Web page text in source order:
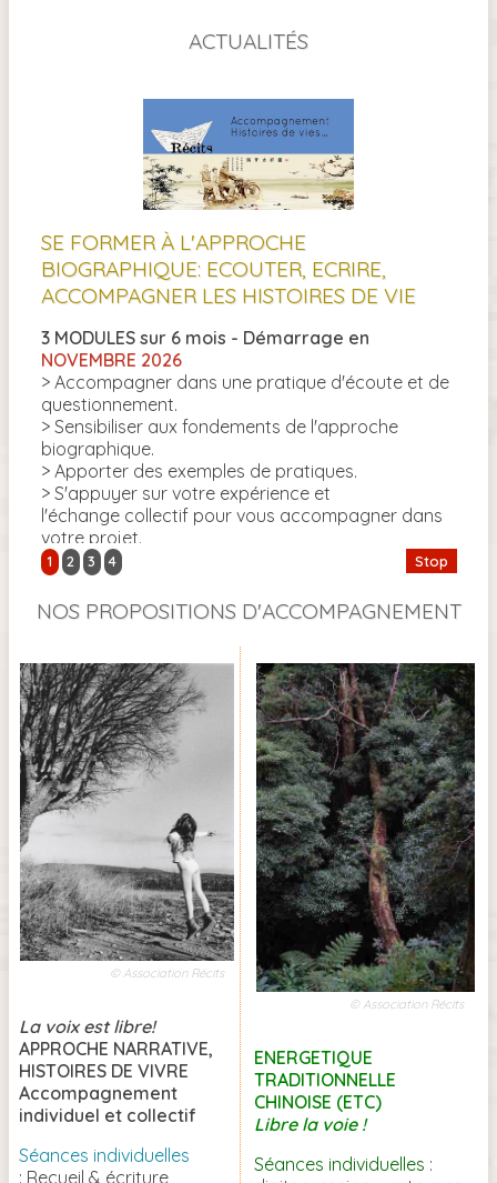
ACTUALITÉS
SE FORMER À L'APPROCHE
BIOGRAPHIQUE: ECOUTER, ECRIRE,
ACCOMPAGNER LES HISTOIRES DE VIE
3 MODULES sur 6 mois - Démarrage en
NOVEMBRE 2026
> Accompagner dans une pratique d'écoute et de
questionnement.
> Sensibiliser aux fondements de l'approche
biographique.
> Apporter des exemples de pratiques.
> S'appuyer sur votre expérience et
l'échange collectif pour vous accompagner dans
votre projet.
Demandez plus d'information ici.
Programme détailléde la formation.
INSCRIPTIONS AVANT OCTOBRE
1 2 3 4 Stop
NOS PROPOSITIONS D'ACCOMPAGNEMENT
© Association Récits
La voix est libre!
APPROCHE NARRATIVE,
HISTOIRES DE VIVRE
Accompagnement
individuel et collectif
Séances individuelles
: Recueil & écriture
© Association Récits
ENERGETIQUE
TRADITIONNELLE
CHINOISE (ETC)
Libre la voie !
Séances individuelles :